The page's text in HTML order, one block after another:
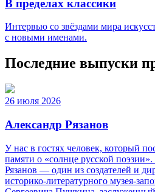
В пределах классики
Интервью со звёздами мира
с новыми именами.
Последние выпуски
26 июля 2026
Александр Рязанов
У нас в гостях человек, который
памяти о «солнце русской
Рязанов — один из создателей и
историко‑литературного